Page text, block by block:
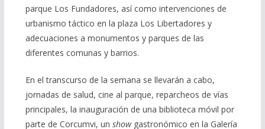
parque Los Fundadores, así como intervenciones de
urbanismo táctico en la plaza Los Libertadores y
adecuaciones a monumentos y parques de las
diferentes comunas y barrios.
En el transcurso de la semana se llevarán a cabo,
jornadas de salud, cine al parque, reparcheos de vías
principales, la inauguración de una biblioteca móvil por
parte de Corcumvi, un showgastronómico en la Galería